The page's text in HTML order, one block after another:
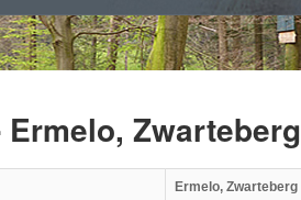
Zwarteberg
Ermelo, Zwarteberg